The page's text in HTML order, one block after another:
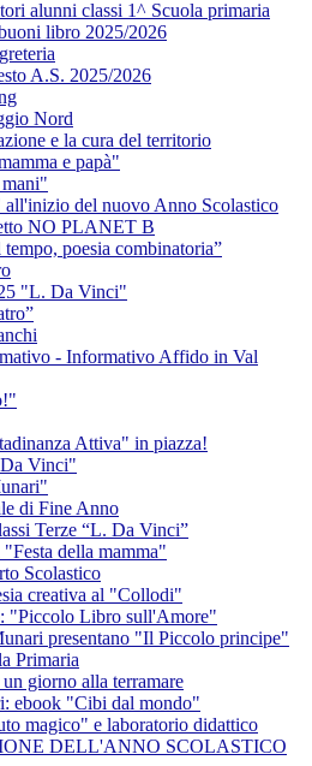
alunni classi 1^ Scuola primaria
libro 2025/2026
A.S. 2025/2026
Nord
e la cura del territorio
e papà"
mani"
del nuovo Anno Scolastico
NO PLANET B
poesia combinatoria”
"L. Da Vinci"
- Informativo Affido in Val
Attiva" in piazza!
Vinci"
di Fine Anno
Terze “L. Da Vinci”
della mamma"
Scolastico
creativa al "Collodi"
"Piccolo Libro sull'Amore"
presentano "Il Piccolo principe"
Primaria
giorno alla terramare
ebook "Cibi dal mondo"
magico" e laboratorio didattico
DELL'ANNO SCOLASTICO